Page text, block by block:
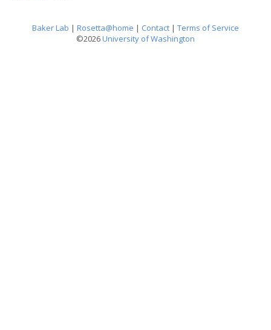
Baker Lab | Rosetta@home | Contact | Terms of Service
©2026University of Washington